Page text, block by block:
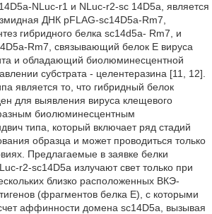
NLuc-r1 и NLuc-r2-sc 14D5a, является
ДНК pFLAG-sc14D5a-Rm7,
гибридного белка sc14d5a- Rm7, и
Rm7, связывающий белок Е вируса
и обладающий биолюминесцентной
субстрата - целентеразина [11, 12].
является то, что гибридный белок
для выявления вируса клещевого
биолюминесцентным
типа, который включает ряд стадий
образца и может проводиться только
Предлагаемые в заявке белки
r2-sc14D5a излучают свет только при
близко расположенных ВКЭ-
(фрагментов белка Е), с которыми
аффинности домена sc14D5a, вызывая